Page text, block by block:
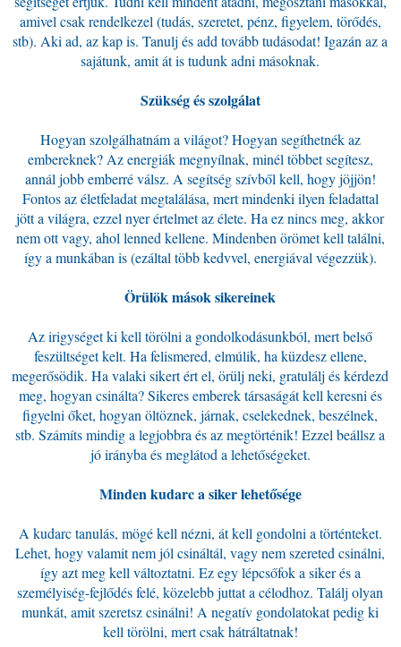
amivel csak rendelkezel (tudás, szeretet, pénz, figyelem, törődés,
stb). Aki ad, az kap is. Tanulj és add tovább tudásodat! Igazán az a
sajátunk, amit át is tudunk adni másoknak.
Szükség és szolgálat
Hogyan szolgálhatnám a világot? Hogyan segíthetnék az
embereknek? Az energiák megnyílnak, minél többet segítesz,
annál jobb emberré válsz. A segítség szívből kell, hogy jöjjön!
Fontos az életfeladat megtalálása, mert mindenki ilyen feladattal
jött a világra, ezzel nyer értelmet az élete. Ha ez nincs meg, akkor
nem ott vagy, ahol lenned kellene. Mindenben örömet kell találni,
így a munkában is (ezáltal több kedvvel, energiával végezzük).
Örülök mások sikereinek
Az irigységet ki kell törölni a gondolkodásunkból, mert belső
feszültséget kelt. Ha felismered, elmúlik, ha küzdesz ellene,
megerősödik. Ha valaki sikert ért el, örülj neki, gratulálj és kérdezd
meg, hogyan csinálta? Sikeres emberek társaságát kell keresni és
figyelni őket, hogyan öltöznek, járnak, cselekednek, beszélnek,
stb. Számíts mindig a legjobbra és az megtörténik! Ezzel beállsz a
jó irányba és meglátod a lehetőségeket.
Minden kudarc a siker lehetősége
A kudarc tanulás, mögé kell nézni, át kell gondolni a történteket.
Lehet, hogy valamit nem jól csináltál, vagy nem szereted csinálni,
így azt meg kell változtatni. Ez egy lépcsőfok a siker és a
személyiség-fejlődés felé, közelebb juttat a célodhoz. Találj olyan
munkát, amit szeretsz csinálni! A negatív gondolatokat pedig ki
kell törölni, mert csak hátráltatnak!